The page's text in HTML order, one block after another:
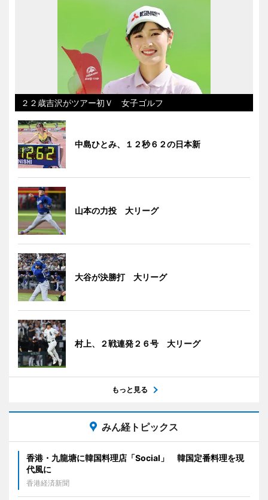
２２歳吉沢がツアー初Ｖ 女子ゴルフ
中島ひとみ、１２秒６２の日本新
山本の力投 大リーグ
大谷が決勝打 大リーグ
村上、２戦連発２６号 大リーグ
もっと見る
みん経トピックス
香港・九龍塘に韓国料理店「Social」 韓国定番料理を現
代風に
香港経済新聞